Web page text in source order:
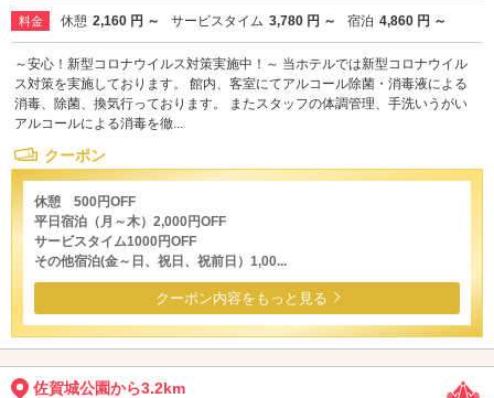
料金 休憩 2,160 円 ～ サービスタイム 3,780 円 ～ 宿泊 4,860 円 ～
～安心！新型コロナウイルス対策実施中！～ 当ホテルでは新型コロナウイル
ス対策を実施しております。 館内、客室にてアルコール除菌・消毒液による
消毒、除菌、換気行っております。 またスタッフの体調管理、手洗いうがい
アルコールによる消毒を徹...
クーポン
休憩 500円OFF
平日宿泊（月～木）2,000円OFF
サービスタイム1000円OFF
その他宿泊(金～日、祝日、祝前日）1,00...
クーポン内容をもっと見る
佐賀城公園から3.2km